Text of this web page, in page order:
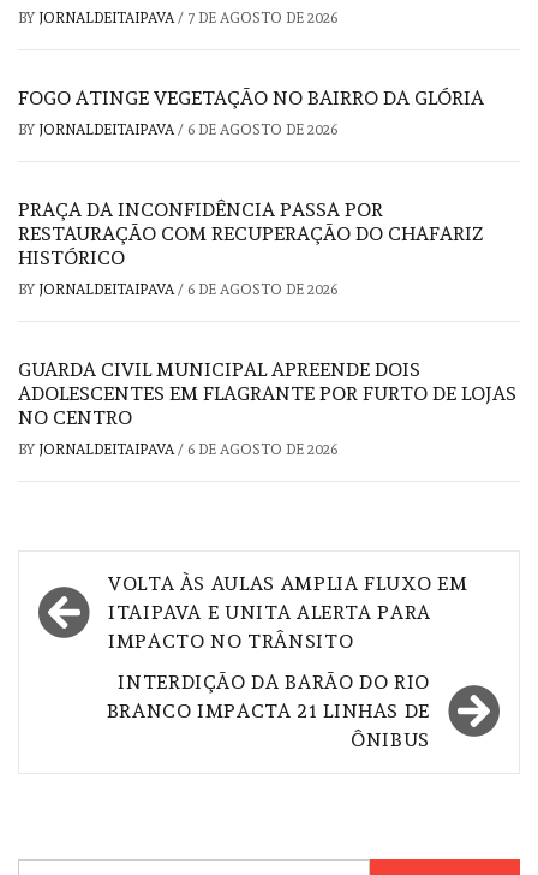
BY JORNALDEITAIPAVA/ 7 DE AGOSTO DE 2026
FOGO ATINGE VEGETAÇÃO NO BAIRRO DA GLÓRIA
BY JORNALDEITAIPAVA/ 6 DE AGOSTO DE 2026
PRAÇA DA INCONFIDÊNCIA PASSA POR
RESTAURAÇÃO COM RECUPERAÇÃO DO CHAFARIZ
HISTÓRICO
BY JORNALDEITAIPAVA/ 6 DE AGOSTO DE 2026
GUARDA CIVIL MUNICIPAL APREENDE DOIS
ADOLESCENTES EM FLAGRANTE POR FURTO DE LOJAS
NO CENTRO
BY JORNALDEITAIPAVA/ 6 DE AGOSTO DE 2026
Navegação
de
VOLTA ÀS AULAS AMPLIA FLUXO EM
ITAIPAVA E UNITA ALERTA PARA
IMPACTO NO TRÂNSITO
INTERDIÇÃO DA BARÃO DO RIO
BRANCO IMPACTA 21 LINHAS DE
ÔNIBUS